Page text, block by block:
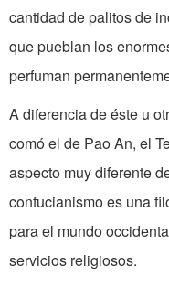
cantidad de palitos de
que pueblan los
perfuman
A diferencia de éste u
comó el de Pao An, el
aspecto muy diferente
confucianismo es una
para el mundo
servicios religiosos.